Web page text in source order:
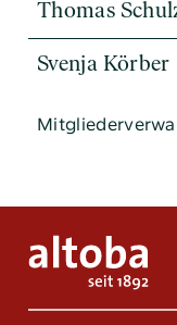
Tel:
040 /
E-Mail:
Thomas
Svenja Körber